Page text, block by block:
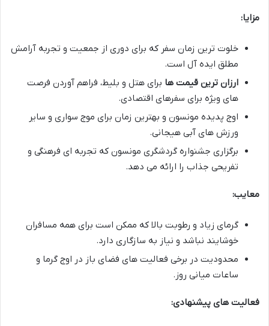
مزایا:
خلوت ترین زمان سفر که برای دوری از جمعیت و تجربه آرامش
مطلق ایده آل است.
ارزان ترین قیمت ها برای هتل و بلیط، فراهم آوردن فرصت
های ویژه برای سفرهای اقتصادی.
اوج پدیده مونسون و بهترین زمان برای موج سواری و سایر
ورزش های آبی هیجانی.
برگزاری جشنواره گردشگری مونسون که تجربه ای فرهنگی و
تفریحی جذاب را ارائه می دهد.
معایب:
گرمای زیاد و رطوبت بالا که ممکن است برای همه مسافران
خوشایند نباشد و نیاز به سازگاری دارد.
محدودیت در برخی فعالیت های فضای باز در اوج گرما و
ساعات میانی روز.
فعالیت های پیشنهادی: